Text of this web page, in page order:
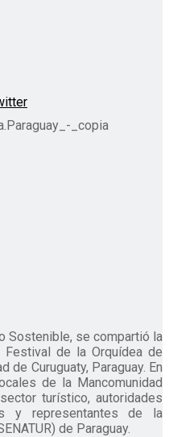
Sostenible, se compartió la
de la Orquídea de
de Curuguaty, Paraguay. En
de la Mancomunidad
turístico, autoridades
y representantes de la
de Paraguay.